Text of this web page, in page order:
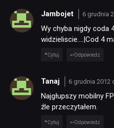
Jambojet 6 grudnia
Wy chyba nigdy coda
widzieliscie….|Cod 4
Cytuj Odpowiedz
Tanaj 6 grudnia 2012
Najgłupszy mobilny
źle przeczytałem.
Cytuj Odpowiedz